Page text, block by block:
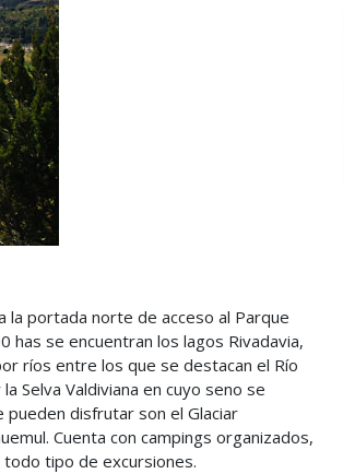
la portada norte de acceso al Parque
has se encuentran los lagos Rivadavia,
ríos entre los que se destacan el Río
Selva Valdiviana en cuyo seno se
pueden disfrutar son el Glaciar
Cuenta con campings organizados,
tipo de excursiones.